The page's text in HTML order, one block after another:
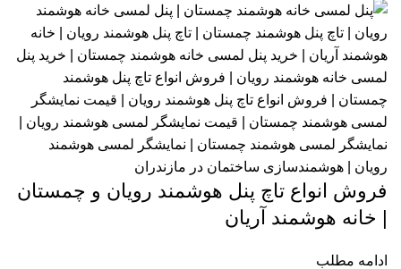
فروش انواع تاچ پنل هوشمند رویان و چمستان
| خانه هوشمند آریان
ادامه مطلب